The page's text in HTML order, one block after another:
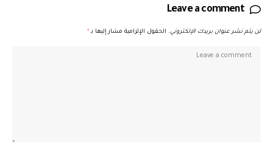
Leave a comment
لن يتم نشر عنوان بريدك الإلكتروني. الحقول الإلزامية مشار إليها بـ *